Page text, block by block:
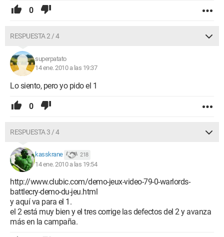
0
RESPUESTA 2 / 4
superpatato
14 ene. 2010 a las 19:37
Lo siento, pero yo pido el 1
0
RESPUESTA 3 / 4
kasskrane 218
14 ene. 2010 a las 19:54
http://www.clubic.com/demo-jeux-video-79-0-warlords-
battlecry-demo-du-jeu.html
y aquí va para el 1.
el 2 está muy bien y el tres corrige las defectos del 2 y avanza
más en la campaña.